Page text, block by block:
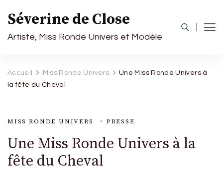
Séverine de Close
Artiste, Miss Ronde Univers et Modèle
Accueil Miss Ronde Univers
Une Miss Ronde Univers à
la fête du Cheval
MISS RONDE UNIVERS PRESSE
Une Miss Ronde Univers à la
fête du Cheval